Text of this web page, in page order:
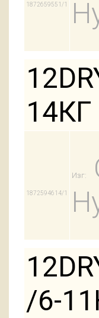
1872659551/1
14КГ
1872594614/1
Изг:
/6-